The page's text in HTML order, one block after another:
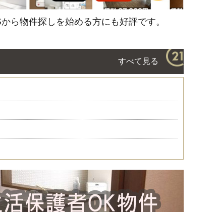
ら物件探しを始める方にも好評です。
すべて見る